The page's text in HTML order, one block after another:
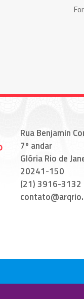
Rua Benjamin
7º andar
Glória Rio de
20241-150
(21) 3916-3132